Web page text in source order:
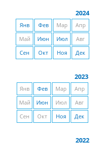
2024
Янв Фев Мар
Апр
Май
Июн Июл
Авг
Сен
Окт Ноя Дек
2023
Янв Фев Мар
Апр
Май
Июн Июл
Авг
Сен
Окт Ноя Дек
2022